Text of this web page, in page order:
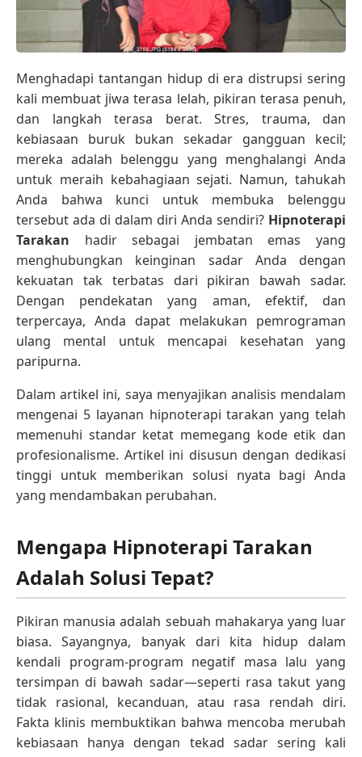
Menghadapi tantangan hidup di era distrupsi sering
kali membuat jiwa terasa lelah, pikiran terasa penuh,
dan langkah terasa berat. Stres, trauma, dan
kebiasaan buruk bukan sekadar gangguan kecil;
mereka adalah belenggu yang menghalangi Anda
untuk meraih kebahagiaan sejati. Namun, tahukah
Anda bahwa kunci untuk membuka belenggu
tersebut ada di dalam diri Anda sendiri? Hipnoterapi
Tarakan hadir sebagai jembatan emas yang
menghubungkan keinginan sadar Anda dengan
kekuatan tak terbatas dari pikiran bawah sadar.
Dengan pendekatan yang aman, efektif, dan
terpercaya, Anda dapat melakukan pemrograman
ulang mental untuk mencapai kesehatan yang
paripurna.
Dalam artikel ini, saya menyajikan analisis mendalam
mengenai 5 layanan hipnoterapi tarakan yang telah
memenuhi standar ketat memegang kode etik dan
profesionalisme. Artikel ini disusun dengan dedikasi
tinggi untuk memberikan solusi nyata bagi Anda
yang mendambakan perubahan.
Mengapa Hipnoterapi Tarakan
Adalah Solusi Tepat?
Pikiran manusia adalah sebuah mahakarya yang luar
biasa. Sayangnya, banyak dari kita hidup dalam
kendali program-program negatif masa lalu yang
tersimpan di bawah sadar—seperti rasa takut yang
tidak rasional, kecanduan, atau rasa rendah diri.
Fakta klinis membuktikan bahwa mencoba merubah
kebiasaan hanya dengan tekad sadar sering kali